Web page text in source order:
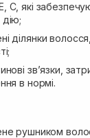
С, які
ділянки
зв’язки,
в нормі.
рушником